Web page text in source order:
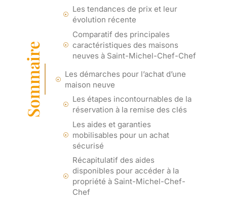
Sommaire
Les tendances de prix et leur
évolution récente
Comparatif des principales
caractéristiques des maisons
neuves à Saint-Michel-Chef-Chef
Les démarches pour l’achat d’une
maison neuve
Les étapes incontournables de la
réservation à la remise des clés
Les aides et garanties
mobilisables pour un achat
sécurisé
Récapitulatif des aides
disponibles pour accéder à la
propriété à Saint-Michel-Chef-
Chef